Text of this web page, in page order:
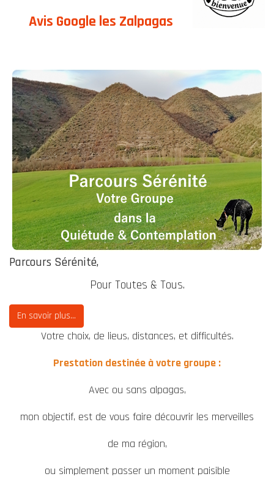
Avis Google les Zalpagas
Parcours Sérénité,
Pour Toutes & Tous.
En savoir plus...
Votre choix, de lieus, distances, et difficultés.
Prestation destinée à votre groupe :
Avec ou sans alpagas,
mon objectif, est de vous faire découvrir les merveilles
de ma région,
ou simplement passer un moment paisible